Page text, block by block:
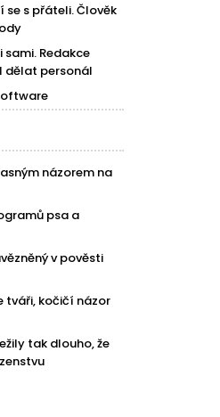
se s přáteli. Člověk
Redakce
dělat personál
názorem na
psa a
v pověsti
tváři, kočičí názor
tak dlouho, že